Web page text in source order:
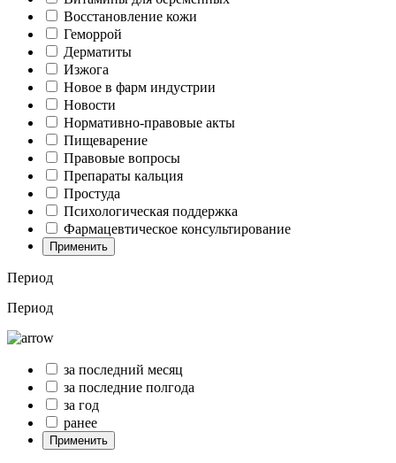
Восстановление кожи
Геморрой
Дерматиты
Изжога
Новое в фарм индустрии
Новости
Нормативно-правовые акты
Пищеварение
Правовые вопросы
Препараты кальция
Простуда
Психологическая поддержка
Фармацевтическое консультирование
Применить
Период
Период
за последний месяц
за последние полгода
за год
ранее
Применить